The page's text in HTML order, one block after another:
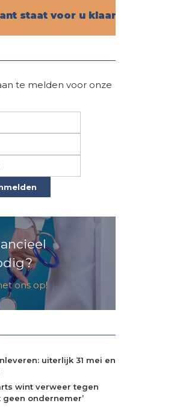
staat voor u klaar!
te melden voor onze
ons op!
uiterlijk 31 mei en
wint verweer tegen
geen ondernemer’